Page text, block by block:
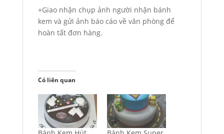
+Giao nhận chụp ảnh người nhận bánh
kem và gửi ảnh báo cáo về văn phòng để
hoàn tất đơn hàng.
Có liên quan